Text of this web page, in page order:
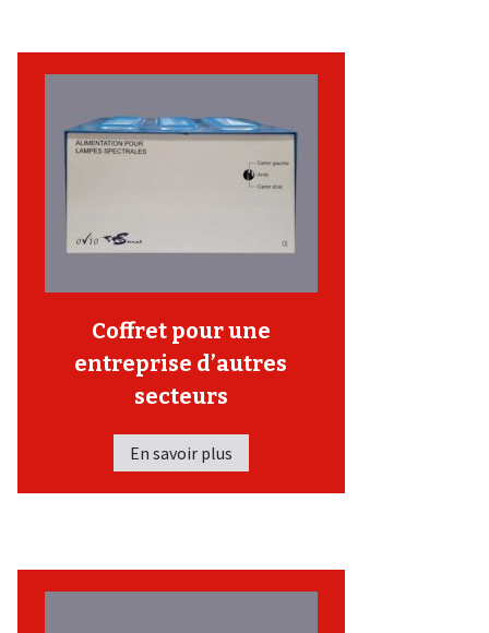
Coffret pour une
entreprise d’autres
secteurs
En savoir plus